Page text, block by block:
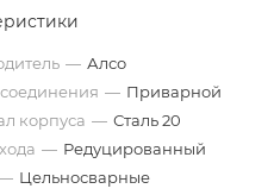
— Алсо
— Приварной
корпуса — Сталь 20
— Редуцированный
Цельносварные